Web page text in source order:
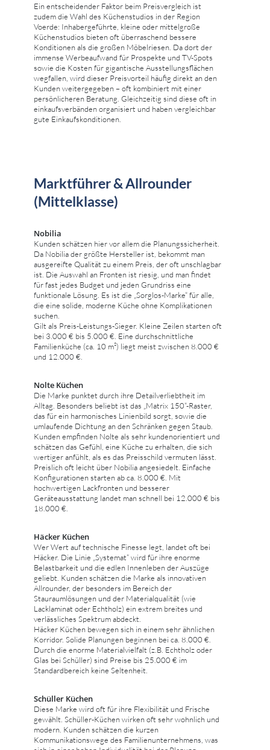
Ein entscheidender Faktor beim Preisvergleich ist
zudem die Wahl des Küchenstudios in der Region
Voerde: Inhabergeführte, kleine oder mittelgroße
Küchenstudios bieten oft überraschend bessere
Konditionen als die großen Möbelriesen. Da dort der
immense Werbeaufwand für Prospekte und TV-Spots
sowie die Kosten für gigantische Ausstellungsflächen
wegfallen, wird dieser Preisvorteil häufig direkt an den
Kunden weitergegeben – oft kombiniert mit einer
persönlicheren Beratung. Gleichzeitig sind diese oft in
einkaufsverbänden organisiert und haben vergleichbar
gute Einkaufskonditionen.
Marktführer & Allrounder
(Mittelklasse)
Nobilia
Kunden schätzen hier vor allem die Planungssicherheit.
Da Nobilia der größte Hersteller ist, bekommt man
ausgereifte Qualität zu einem Preis, der oft unschlagbar
ist. Die Auswahl an Fronten ist riesig, und man findet
für fast jedes Budget und jeden Grundriss eine
funktionale Lösung. Es ist die „Sorglos-Marke“ für alle,
die eine solide, moderne Küche ohne Komplikationen
suchen.
Gilt als Preis-Leistungs-Sieger. Kleine Zeilen starten oft
bei 3.000 € bis 5.000 €. Eine durchschnittliche
Familienküche (ca. 10 m²) liegt meist zwischen 8.000 €
und 12.000 €.
Nolte Küchen
Die Marke punktet durch ihre Detailverliebtheit im
Alltag. Besonders beliebt ist das „Matrix 150“-Raster,
das für ein harmonisches Linienbild sorgt, sowie die
umlaufende Dichtung an den Schränken gegen Staub.
Kunden empfinden Nolte als sehr kundenorientiert und
schätzen das Gefühl, eine Küche zu erhalten, die sich
wertiger anfühlt, als es das Preisschild vermuten lässt.
Preislich oft leicht über Nobilia angesiedelt. Einfache
Konfigurationen starten ab ca. 8.000 €. Mit
hochwertigen Lackfronten und besserer
Geräteausstattung landet man schnell bei 12.000 € bis
18.000 €.
Häcker Küchen
Wer Wert auf technische Finesse legt, landet oft bei
Häcker. Die Linie „Systemat“ wird für ihre enorme
Belastbarkeit und die edlen Innenleben der Auszüge
geliebt. Kunden schätzen die Marke als innovativen
Allrounder, der besonders im Bereich der
Stauraumlösungen und der Materialqualität (wie
Lacklaminat oder Echtholz) ein extrem breites und
verlässliches Spektrum abdeckt.
Häcker Küchen bewegen sich in einem sehr ähnlichen
Korridor. Solide Planungen beginnen bei ca. 8.000 €.
Durch die enorme Materialvielfalt (z.B. Echtholz oder
Glas bei Schüller) sind Preise bis 25.000 € im
Standardbereich keine Seltenheit.
Schüller Küchen
Diese Marke wird oft für ihre Flexibilität und Frische
gewählt. Schüller-Küchen wirken oft sehr wohnlich und
modern. Kunden schätzen die kurzen
Kommunikationswege des Familienunternehmens, was